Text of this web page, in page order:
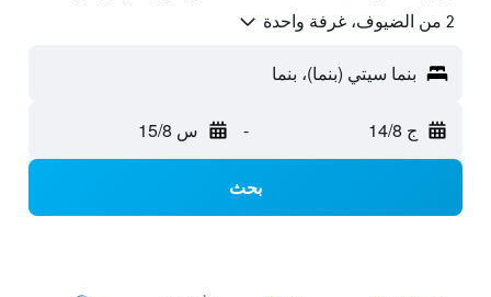
2 من الضيوف، غرفة واحدة
بنما سيتي (بنما)، بنما
ج 14/8 - س 15/8
بحث